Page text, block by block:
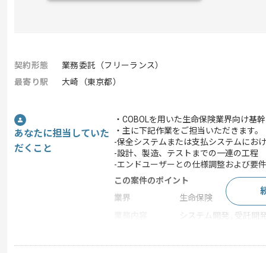
契約形態
業務委託（フリーランス）
最寄り駅
大崎（東京都）
あなたに担当していた
だくこと
・COBOLを用いた生命保険業界向け基
・主に下記作業をご担当いただきます。
-保全システムまたは支払システムにお
-設計、製造、テストまでの一連の工程
-エンドユーザーとの仕様調整および要
この案件のポイント
業界
生命保険
システム開発 , 受託開